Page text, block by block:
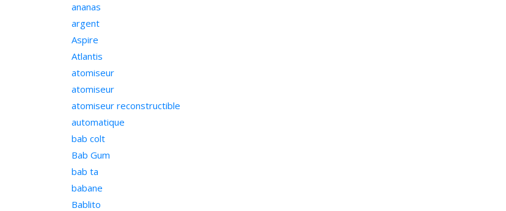
ananas
argent
Aspire
Atlantis
atomiseur
atomiseur
atomiseur reconstructible
automatique
bab colt
Bab Gum
bab ta
babane
Bablito